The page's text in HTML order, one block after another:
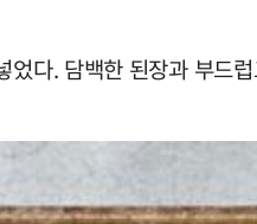
다. 담백한 된장과 부드